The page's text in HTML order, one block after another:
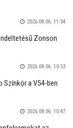
2026.08.06. 11:04
Zonson
2026.08.06. 10:53
Színkör a V54-ben
2026.08.06. 10:47